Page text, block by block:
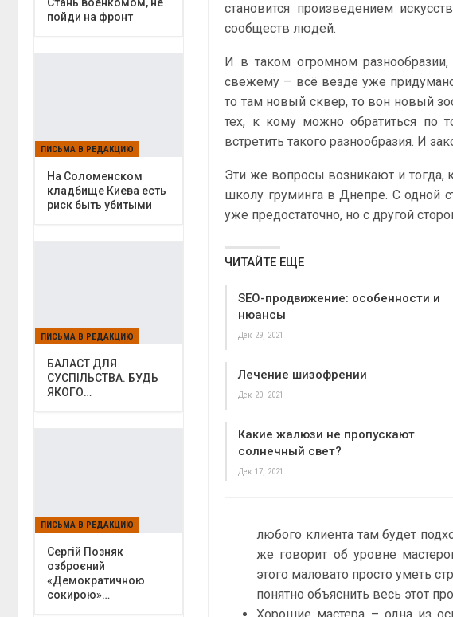
становится произведением
сообществ людей.
И в таком огромном
свежему – всё везде уже
то там новый сквер, то вон новый
тех, к кому можно обратиться по
встретить такого разнообразия. И
Эти же вопросы возникают и тогда,
школу груминга в Днепре. С одной
уже предостаточно, но с другой
ЧИТАЙТЕ ЕЩЕ
SEO-продвижение: особенности и
нюансы
Дек 29, 2021
Лечение шизофрении
Дек 20, 2021
Какие жалюзи не пропускают
солнечный свет?
Дек 17, 2021
любого клиента там будет
же говорит об уровне
этого маловато просто уметь
понятно объяснить весь этот
пойди на фронт
ПИСЬМА В РЕДАКЦИЮ
На Соломенском
кладбище Киева есть
риск быть убитыми
ПИСЬМА В РЕДАКЦИЮ
БАЛАСТ ДЛЯ
СУСПІЛЬСТВА. БУДЬ
ЯКОГО…
ПИСЬМА В РЕДАКЦИЮ
Сергій Позняк
озброєний
«Демократичною
сокирою»…